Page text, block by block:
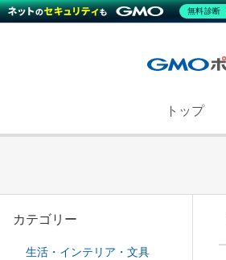
トップ
カテゴリー
生活・インテリア・文具
無料診断